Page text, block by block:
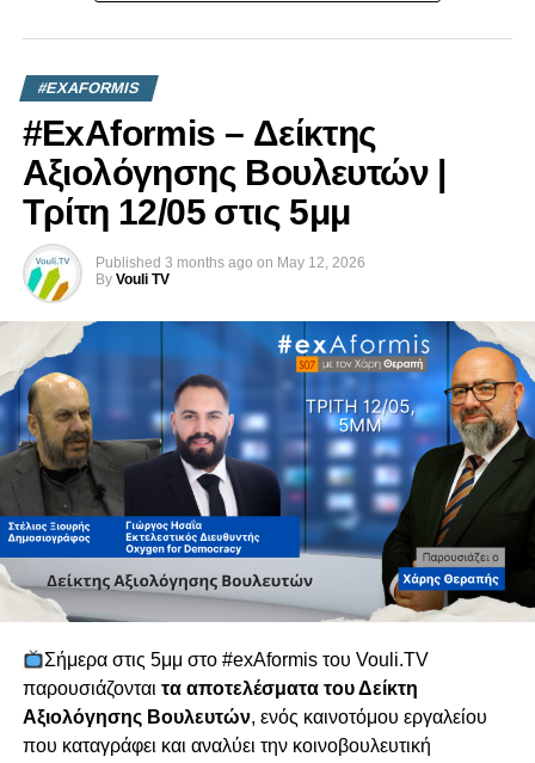
Μεταφορών, ενώ το ΔΗΚΟ διατηρεί τις προεδρίες των
Επιτροπών Οικονομικών, Παιδείας και Ελέγχου.
Αναλυτικά:
Επιτροπή Εξωτερικών και Ευρωπαϊκών Υποθέσεων
Γιώργος Κάρουλλας – Πρόεδρος (ΔΗΣΥ)
Χαράλαμπος Πετρίδης – Αναπληρωτής Πρόεδρος
(ΔΗΣΥ)
Δημήτρης Δημητρίου (ΔΗΣΥ)
Γιώργος Λουκαΐδης (ΑΚΕΛ)
Άριστος Δαμιανού (ΑΚΕΛ)
Μαρίνα Νικολάου (ΑΚΕΛ)
Χρίστος Χρίστου (ΕΛΑΜ)
Μάριος Πελεκάνος (ΕΛΑΜ)
Χριστιάνα Ερωτοκρίτου (ΔΗΚΟ)
Χρύσης Παντελίδης (ΔΗΚΟ)
Ειρήνη Χαραλαμπίδου (ΑΛΜΑ-Πολίτες για την Κύπρο)
Νταϊάνα Κωνσταντινίδη (Άμεση Δημοκρατία Κύπρου)
Επιτροπή Οικονομικών και Προϋπολογισμού
Χριστιάνα Ερωτοκρίτου – Πρόεδρος (ΔΗΚΟ)
Χρύσης Παντελίδης – Αναπληρωτής Πρόεδρος (ΔΗΚΟ)
Σάβια Ορφανίδου (ΔΗΣΥ)
#EXAFORMIS
#ExAformis – Δείκτης
Αξιολόγησης Βουλευτών |
Τρίτη 12/05 στις 5μμ
Published 3 months ago on May 12, 2026
By Vouli TV
Σήμερα στις 5μμ στο #exAformis του Vouli.TV
παρουσιάζονται τα αποτελέσματα του Δείκτη
Αξιολόγησης Βουλευτών, ενός καινοτόμου εργαλείου
που καταγράφει και αναλύει την κοινοβουλευτική